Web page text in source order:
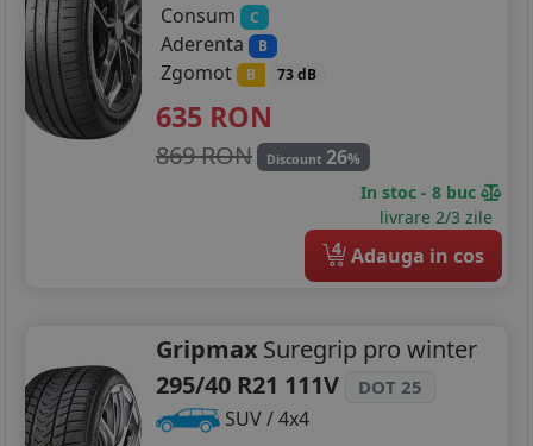
Consum
C
Aderenta B
Zgomot B 73 dB
635 RON
869 RON Discount 26%
In stoc - 8 buc
livrare 2/3 zile
4 Adauga in cos
Gripmax Suregrip pro winter
295/40 R21 111V
DOT 25
SUV / 4x4